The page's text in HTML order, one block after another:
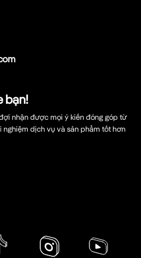
bạn!
nhận được mọi ý kiến đóng góp từ
nghiệm dịch vụ và sản phẩm tốt hơn